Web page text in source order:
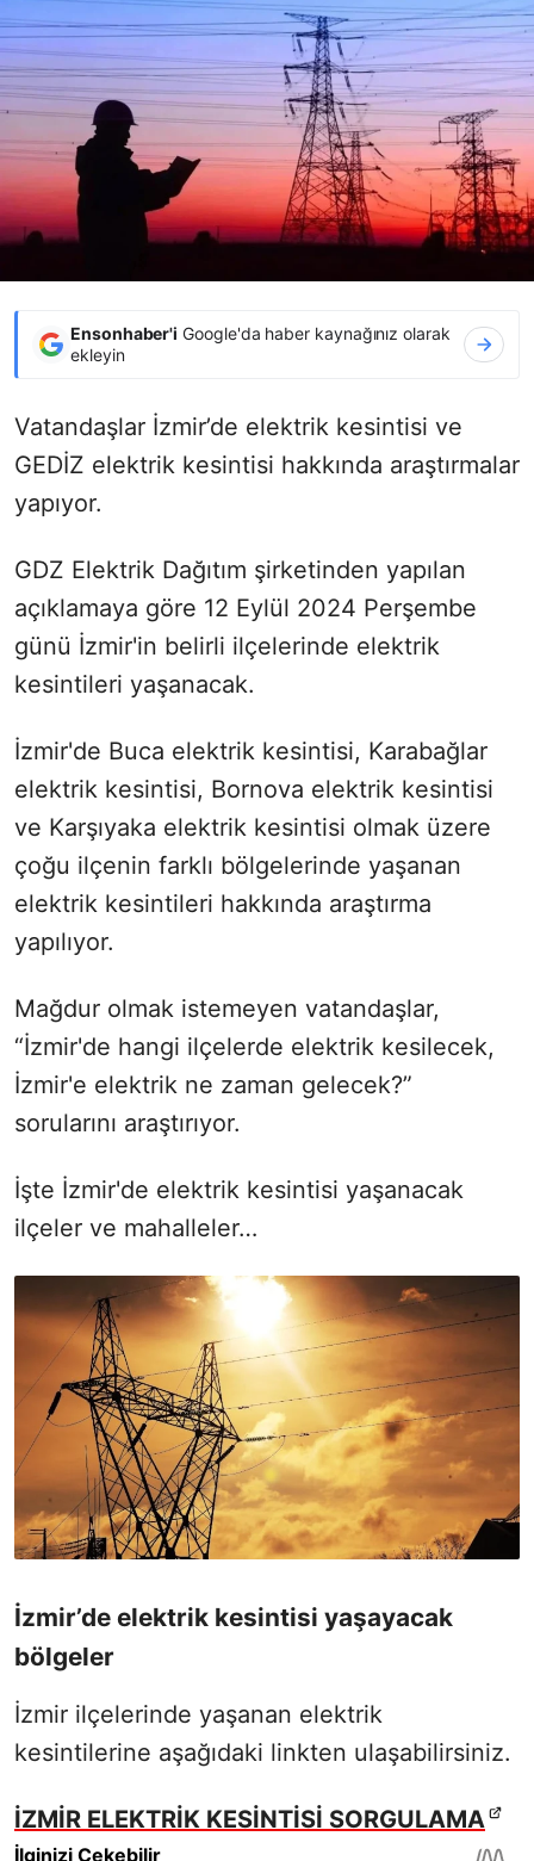
Ensonhaber'i Google'da haber kaynağınız olarak
ekleyin
Vatandaşlar İzmir’de elektrik kesintisi ve
GEDİZ elektrik kesintisi hakkında araştırmalar
yapıyor.
GDZ Elektrik Dağıtım şirketinden yapılan
açıklamaya göre 12 Eylül 2024 Perşembe
günü İzmir'in belirli ilçelerinde elektrik
kesintileri yaşanacak.
İzmir'de Buca elektrik kesintisi, Karabağlar
elektrik kesintisi, Bornova elektrik kesintisi
ve Karşıyaka elektrik kesintisi olmak üzere
çoğu ilçenin farklı bölgelerinde yaşanan
elektrik kesintileri hakkında araştırma
yapılıyor.
Mağdur olmak istemeyen vatandaşlar,
“İzmir'de hangi ilçelerde elektrik kesilecek,
İzmir'e elektrik ne zaman gelecek?”
sorularını araştırıyor.
İşte İzmir'de elektrik kesintisi yaşanacak
ilçeler ve mahalleler…
İzmir’de elektrik kesintisi yaşayacak
bölgeler
İzmir ilçelerinde yaşanan elektrik
kesintilerine aşağıdaki linkten ulaşabilirsiniz.
İZMİR ELEKTRİK KESİNTİSİ SORGULAMA